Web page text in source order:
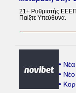
21+ Ρυθμιστής
Παίξτε Υπεύθυνα.
•
•
•